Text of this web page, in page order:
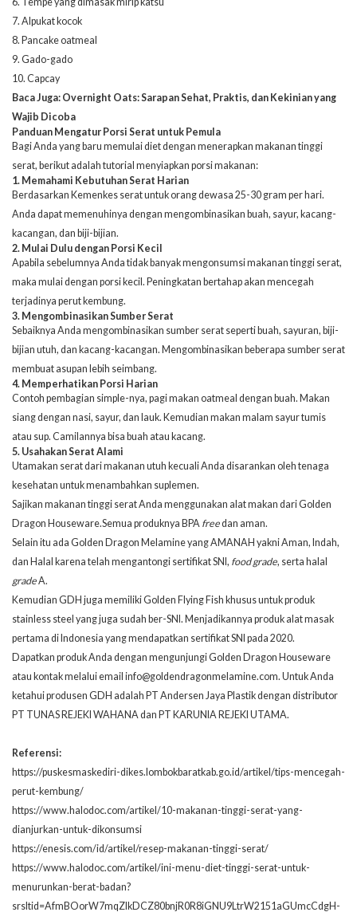
7. Alpukat kocok
8. Pancake oatmeal
9. Gado-gado
10. Capcay
Baca Juga: Overnight Oats: Sarapan Sehat, Praktis, dan Kekinian yang
Wajib Dicoba
Panduan Mengatur Porsi Serat untuk Pemula
Bagi Anda yang baru memulai diet dengan menerapkan makanan tinggi
serat, berikut adalah tutorial menyiapkan porsi makanan:
1. Memahami Kebutuhan Serat Harian
Berdasarkan Kemenkes serat untuk orang dewasa 25-30 gram per hari.
Anda dapat memenuhinya dengan mengombinasikan buah, sayur, kacang-
kacangan, dan biji-bijian.
2. Mulai Dulu dengan Porsi Kecil
Apabila sebelumnya Anda tidak banyak mengonsumsi makanan tinggi serat,
maka mulai dengan porsi kecil. Peningkatan bertahap akan mencegah
terjadinya perut kembung.
3. Mengombinasikan Sumber Serat
Sebaiknya Anda mengombinasikan sumber serat seperti buah, sayuran, biji-
bijian utuh, dan kacang-kacangan. Mengombinasikan beberapa sumber serat
membuat asupan lebih seimbang.
4. Memperhatikan Porsi Harian
Contoh pembagian simple-nya, pagi makan oatmeal dengan buah. Makan
siang dengan nasi, sayur, dan lauk. Kemudian makan malam sayur tumis
atau sup. Camilannya bisa buah atau kacang.
5. Usahakan Serat Alami
Utamakan serat dari makanan utuh kecuali Anda disarankan oleh tenaga
kesehatan untuk menambahkan suplemen.
Sajikan makanan tinggi serat Anda menggunakan alat makan dari Golden
Dragon Houseware.Semua produknya BPA freedan aman.
Selain itu ada Golden Dragon Melamine yang AMANAH yakni Aman, Indah,
dan Halal karena telah mengantongi sertifikat SNI, food grade, serta halal
gradeA.
Kemudian GDH juga memiliki Golden Flying Fish khusus untuk produk
stainless steel yang juga sudah ber-SNI. Menjadikannya produk alat masak
pertama di Indonesia yang mendapatkan sertifikat SNI pada 2020.
Dapatkan produk Anda dengan mengunjungiGolden Dragon Houseware
atau kontak melalui email info@goldendragonmelamine.com. Untuk Anda
ketahui produsen GDH adalah PT Andersen Jaya Plastik dengan distributor
PT TUNAS REJEKI WAHANA dan PT KARUNIA REJEKI UTAMA.
Referensi:
https://puskesmaskediri-dikes.lombokbaratkab.go.id/artikel/tips-mencegah-
perut-kembung/
https://www.halodoc.com/artikel/10-makanan-tinggi-serat-yang-
dianjurkan-untuk-dikonsumsi
https://enesis.com/id/artikel/resep-makanan-tinggi-serat/
https://www.halodoc.com/artikel/ini-menu-diet-tinggi-serat-untuk-
menurunkan-berat-badan?
srsltid=AfmBOorW7mqZIkDCZ80bnjR0R8iGNU9LtrW2151aGUmcCdgH-